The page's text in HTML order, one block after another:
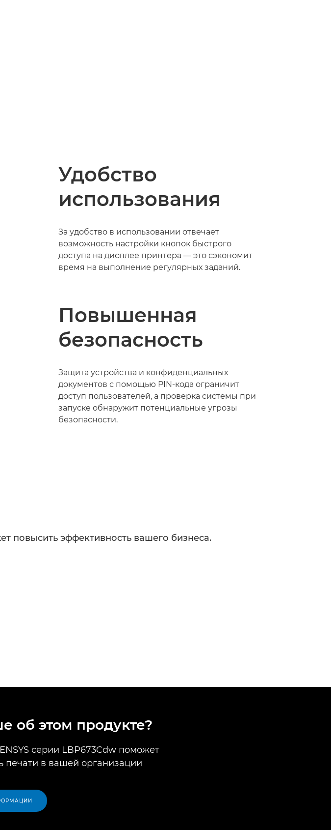
Удобство
использования
За удобство в использовании отвечает
возможность настройки кнопок быстрого
доступа на дисплее принтера — это сэкономит
время на выполнение регулярных заданий.
Повышенная
безопасность
Защита устройства и конфиденциальных
документов с помощью PIN-кода ограничит
доступ пользователей, а проверка системы при
запуске обнаружит потенциальные угрозы
безопасности.
повысить эффективность вашего бизнеса.
об этом продукте?
серии LBP673Cdw поможет
печати в вашей организации